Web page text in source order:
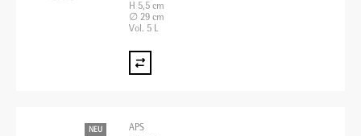
H 5,5 cm
∅ 29 cm
Vol. 5 L
NEU
APS